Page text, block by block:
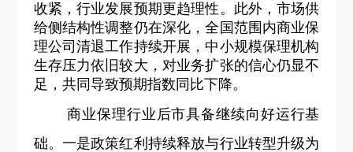
收紧，行业发展预期更趋理性。此外，市场供
给侧结构性调整仍在深化，全国范围内商业保
理公司清退工作持续开展，中小规模保理机构
生存压力依旧较大，对业务扩张的信心仍显不
足，共同导致预期指数同比下降。
商业保理行业后市具备继续向好运行基
础。一是政策红利持续释放与行业转型升级为